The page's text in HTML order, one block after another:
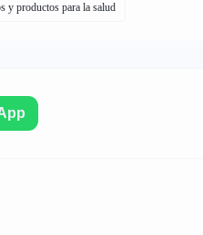
y productos para la salud